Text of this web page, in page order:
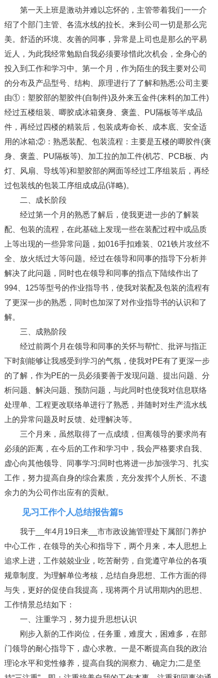
第一天上班是激动并难以忘怀的，主管带着我们一一介
绍了个部门主管、各流水线的拉长。来到公司一切是那么完
美。舒适的环境、友善的同事，异常是上司也是那么的平易
近人，为此我经常勉励自我必须要珍惜此次机会，全身心的
投入到工作和学习中。第一个月，作为陌生的我主要对公司
的分布及产品型号、结构、原理进行了了解和熟悉;公司主要
由①：塑胶部的塑胶件(自制件)及外来五金件(来料的加工件)
经过五楼组装、唧胶成冰箱褒身、褒盖、PU隔板等半成品
件，再经过四楼的精装后，包装成寿命长、成本底、安全适
用的冰箱;②：熟悉装配、包装流程：主要是五楼的唧胶件(褒
身、褒盖、PU隔板等)、加工拉的加工件(机芯、PCB板、内
灯、风扇、导线等)和塑胶部的网面等经过工序组装后，再经
过包装线的包装工序组成成品(详略)。
二、成长阶段
经过第一个月的熟悉了解后，使我更进一步的了解装
配、包装的流程，在此基础上发现一些在装配过程中或品质
上等出现的一些异常问题，如016手扣难装、021铁片攻丝不
全、放火纸过大等问题。经过在领导和同事的指导下分析并
解决了此问题，同时也在领导和同事的指点下陆续作出了
994、125等型号的作业指导书，使我对装配及包装的流程有
了更深一步的熟悉，同时也加深了对作业指导书的认识和了
解。
三、成熟阶段
经过前两个月在领导和同事的关怀与帮忙、批评与指正
下时刻能够让我感受到学习的气氛，使我对PE有了更深一步
的了解，作为PE的一员必须要善于发现问题、提出问题、分
析问题、解决问题、预防问题，与此同时也使我对信息联络
处理单、工程更改联络单进行了熟悉，并随时对生产流水线
上的异常问题及时反馈、处理解决等。
三个月来，虽然取得了一点成绩，但离领导的要求尚有
必须的距离，在今后的工作和学习中，我会严格要求自我、
虚心向其他领导、同事学习;同时也将进一步加强学习、扎实
工作，努力提高自身的综合素质，充分发挥个人所长、不遗
余力的为公司作出应有的贡献。
见习工作个人总结报告篇5
我于__年4月19日来__市市政设施管理处下属部门养护
中心工作，在领导的关心和指导下，两个月来，本人思想上
追求上进，工作兢兢业业，吃苦耐劳，自觉遵守单位的各项
规章制度。为理解单位考核，总结自身思想、工作方面的得
与失，更好的促使自我提高，现将两个月试用期内的思想、
工作情景总结如下：
一、注重学习，努力提升思想认识
刚步入新的工作岗位，任务重，难度大，困难多，在部
门领导的耐心指导下，虚心求教。一是不断提高自我的政治
理论水平和党性修养，提高自我的洞察力、确定力;二是坚